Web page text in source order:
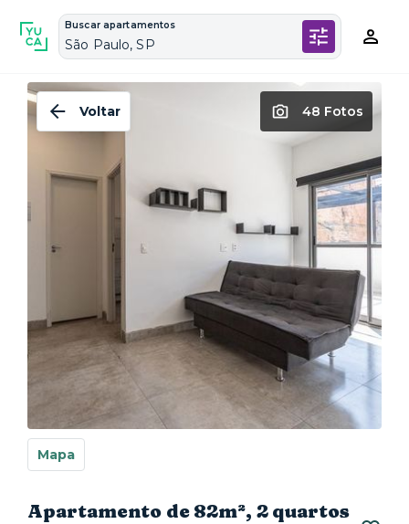
Buscar apartamentos
São Paulo, SP
Voltar 48 Fotos
Mapa
Apartamento de 82m², 2 quartos